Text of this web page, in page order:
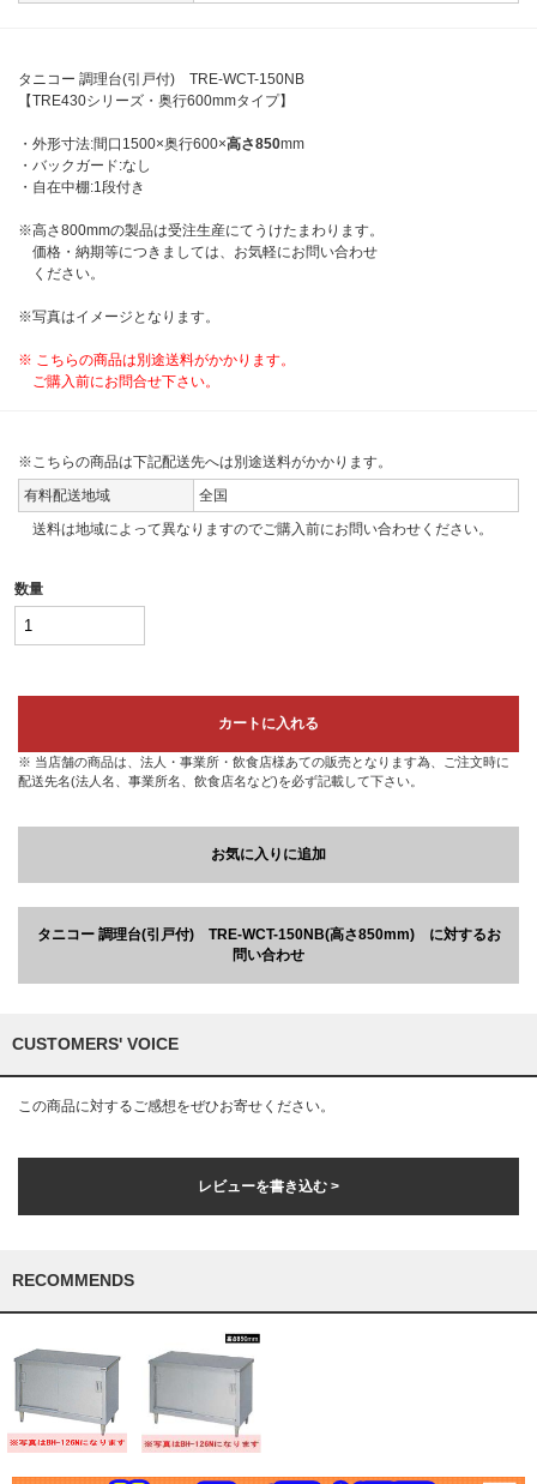
タニコー 調理台(引戸付) TRE-WCT-150NB
【TRE430シリーズ・奥行600mmタイプ】
・外形寸法:間口1500×奥行600×高さ850mm
・バックガード:なし
・自在中棚:1段付き
※高さ800mmの製品は受注生産にてうけたまわります。
価格・納期等につきましては、お気軽にお問い合わせ
ください。
※写真はイメージとなります。
※ こちらの商品は別途送料がかかります。
ご購入前にお問合せ下さい。
※こちらの商品は下記配送先へは別途送料がかかります。
有料配送地域
全国
送料は地域によって異なりますのでご購入前にお問い合わせください。
数量
カートに入れる
※ 当店舗の商品は、法人・事業所・飲食店様あての販売となります為、ご注文時に
配送先名(法人名、事業所名、飲食店名など)を必ず記載して下さい。
お気に入りに追加
タニコー 調理台(引戸付) TRE-WCT-150NB(高さ850mm) に対するお
問い合わせ
CUSTOMERS' VOICE
この商品に対するご感想をぜひお寄せください。
レビューを書き込む >
RECOMMENDS